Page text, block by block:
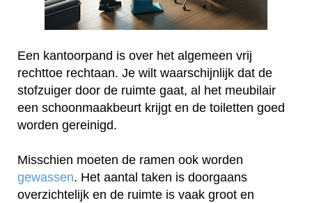
Een kantoorpand is over het algemeen vrij
rechttoe rechtaan. Je wilt waarschijnlijk dat de
stofzuiger door de ruimte gaat, al het meubilair
een schoonmaakbeurt krijgt en de toiletten goed
worden gereinigd.
Misschien moeten de ramen ook worden
gewassen. Het aantal taken is doorgaans
overzichtelijk en de ruimte is vaak groot en